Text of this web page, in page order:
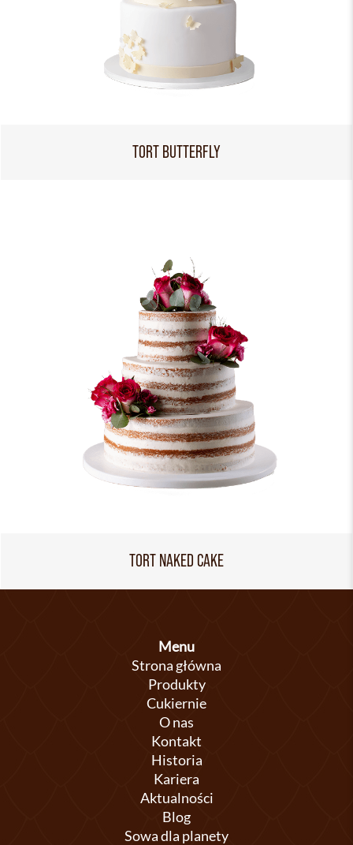
TORT BUTTERFLY
TORT NAKED CAKE
Menu
Strona główna
Produkty
Cukiernie
O nas
Kontakt
Historia
Kariera
Aktualności
Blog
Sowa dla planety